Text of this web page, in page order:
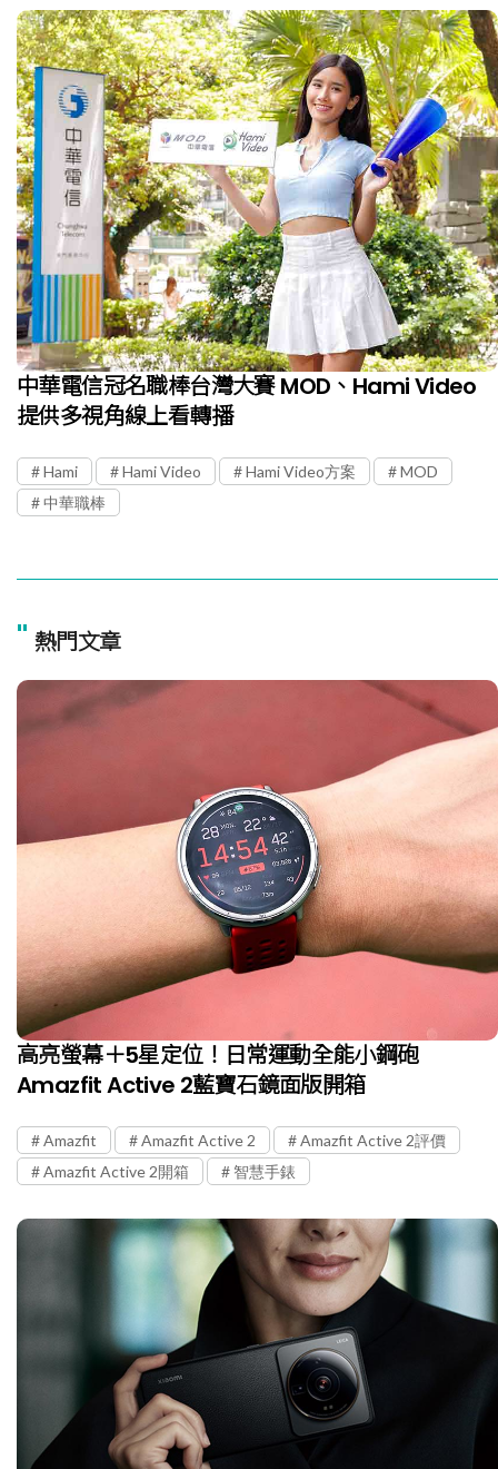
中華電信冠名職棒台灣大賽 MOD、Hami Video
提供多視角線上看轉播
Hami Hami Video Hami Video方案
MOD
中華職棒
" 熱門文章
高亮螢幕＋5星定位！日常運動全能小鋼砲
Amazfit Active 2藍寶石鏡面版開箱
Amazfit Amazfit Active 2
Amazfit Active 2評價
Amazfit Active 2開箱
智慧手錶